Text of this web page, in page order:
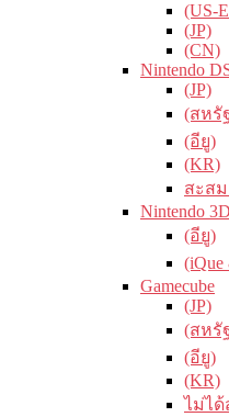
(US-
(JP)
(CN)
Nintendo
(JP)
(สหรั
(อียู)
(KR)
สะส
Nintendo
(อียู)
Gamecube
(JP)
(สหรั
(อียู)
(KR)
ไม่ไ